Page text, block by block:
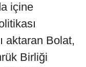
içine
aktaran Bolat,
Birliği